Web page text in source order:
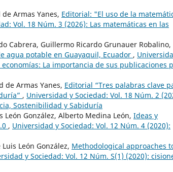
Armas Yanes, Editorial: "El uso de la
Vol. 18 Núm. 3 (2026): Las matemáticas en las
Cabrera, Guillermo Ricardo Grunauer Robalino,
agua potable en Guayaquil, Ecuador ,
La importancia de sus publicaciones
de Armas Yanes, Editorial “Tres palabras clave
, Universidad y Sociedad: Vol. 18 Núm. 2
Sostenibilidad y Sabiduría
León González, Alberto Medina León, Ideas y
, Universidad y Sociedad: Vol. 12 Núm. 4 (2020):
León González, Methodological approaches
y Sociedad: Vol. 12 Núm. S(1) (2020):